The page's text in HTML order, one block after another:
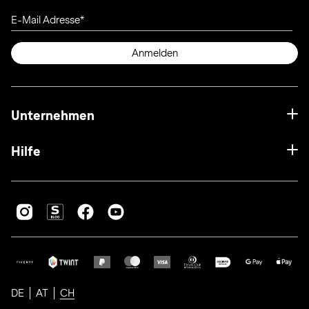
E-Mail Adresse
Anmelden
Unternehmen
Hilfe
DE AT CH